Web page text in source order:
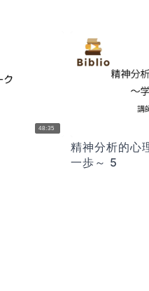
48:35
精神分析的心
一歩～ 5